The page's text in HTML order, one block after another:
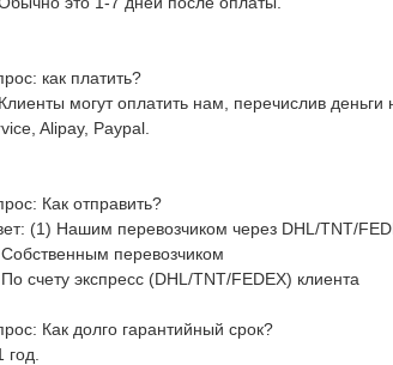
как платить?
могут оплатить нам, перечислив
Alipay, Paypal.
Как отправить?
(1) Нашим перевозчиком через DHL/TNT/
перевозчиком
счету экспресс (DHL/TNT/FEDEX) клиента
Как долго гарантийный срок?
год.